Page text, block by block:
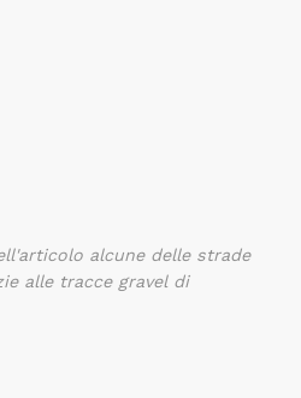
alcune delle strade
alle tracce gravel di